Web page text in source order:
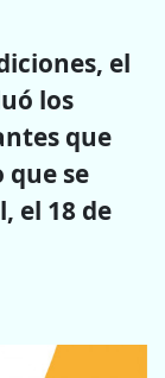
el
los
que
se
el 18 de